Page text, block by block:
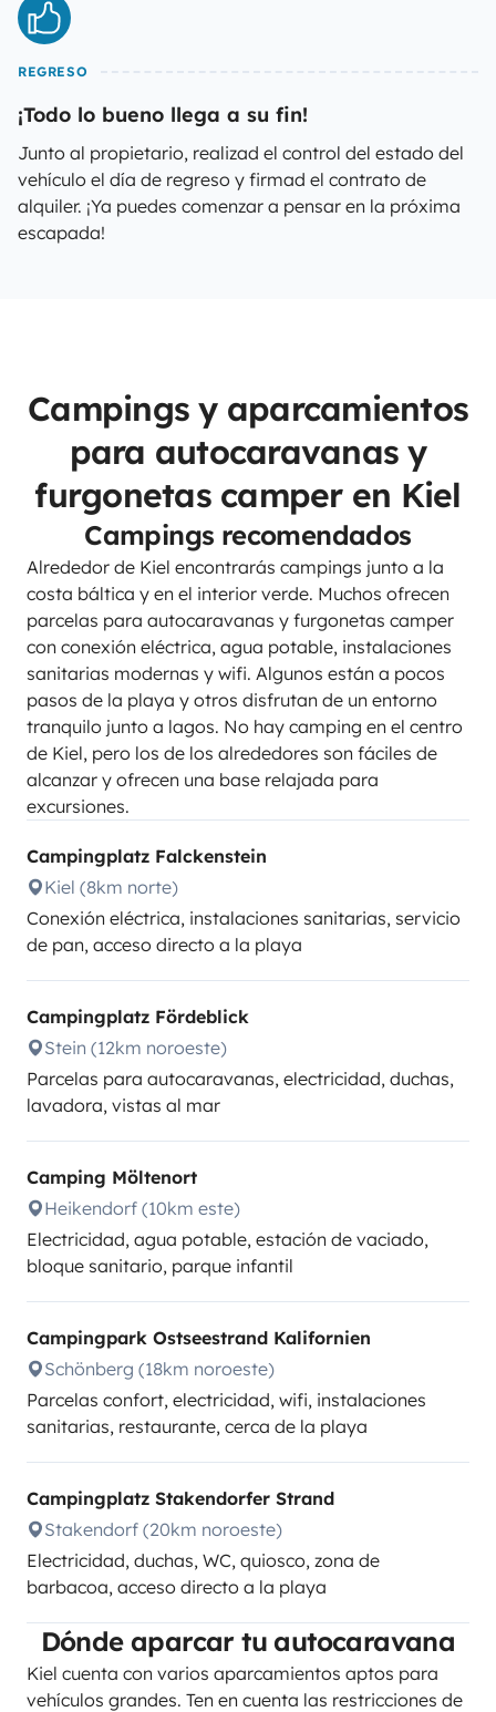
REGRESO
¡Todo lo bueno llega a su fin!
Junto al propietario, realizad el control del estado del
vehículo el día de regreso y firmad el contrato de
alquiler. ¡Ya puedes comenzar a pensar en la próxima
escapada!
Campings y aparcamientos
para autocaravanas y
furgonetas camper en Kiel
Campings recomendados
Alrededor de Kiel encontrarás campings junto a la
costa báltica y en el interior verde. Muchos ofrecen
parcelas para autocaravanas y furgonetas camper
con conexión eléctrica, agua potable, instalaciones
sanitarias modernas y wifi. Algunos están a pocos
pasos de la playa y otros disfrutan de un entorno
tranquilo junto a lagos. No hay camping en el centro
de Kiel, pero los de los alrededores son fáciles de
alcanzar y ofrecen una base relajada para
excursiones.
Campingplatz Falckenstein
Kiel (8km norte)
Conexión eléctrica, instalaciones sanitarias, servicio
de pan, acceso directo a la playa
Campingplatz Fördeblick
Stein (12km noroeste)
Parcelas para autocaravanas, electricidad, duchas,
lavadora, vistas al mar
Camping Möltenort
Heikendorf (10km este)
Electricidad, agua potable, estación de vaciado,
bloque sanitario, parque infantil
Campingpark Ostseestrand Kalifornien
Schönberg (18km noroeste)
Parcelas confort, electricidad, wifi, instalaciones
sanitarias, restaurante, cerca de la playa
Campingplatz Stakendorfer Strand
Stakendorf (20km noroeste)
Electricidad, duchas, WC, quiosco, zona de
barbacoa, acceso directo a la playa
Dónde aparcar tu autocaravana
Kiel cuenta con varios aparcamientos aptos para
vehículos grandes. Ten en cuenta las restricciones de